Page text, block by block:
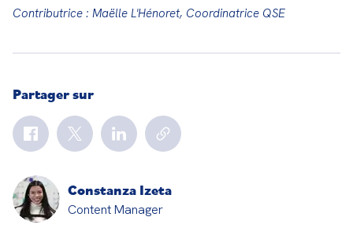
Contributrice : Maëlle L'Hénoret, Coordinatrice QSE
Partager sur
Constanza Izeta
Content Manager